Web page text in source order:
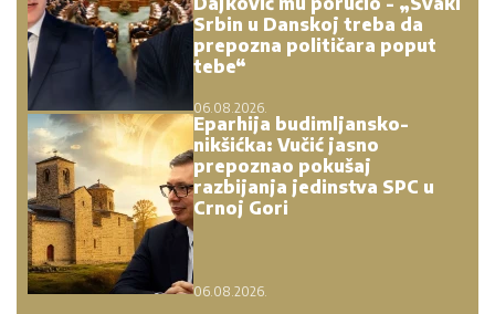
Srbin u Danskoj treba da
prepozna političara poput
tebe“
06.08.2026.
Eparhija budimljansko-
nikšićka: Vučić jasno
prepoznao pokušaj
razbijanja jedinstva SPC u
Crnoj Gori
06.08.2026.